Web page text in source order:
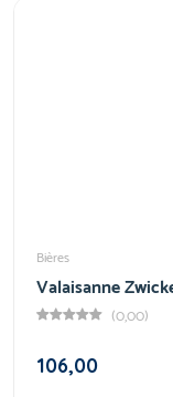
Bières
Valaisanne
(0,00)
106,00